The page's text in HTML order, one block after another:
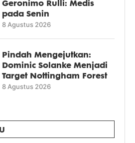
Geronimo Rulli: Medis
pada Senin
8 Agustus 2026
Pindah Mengejutkan:
Dominic Solanke Menjadi
Target Nottingham Forest
8 Agustus 2026